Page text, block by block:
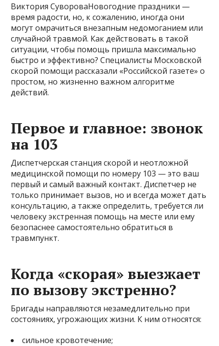
Виктория СувороваНовогодние праздники —
время радости, но, к сожалению, иногда они
могут омрачиться внезапным недомоганием или
случайной травмой. Как действовать в такой
ситуации, чтобы помощь пришла максимально
быстро и эффективно? Специалисты Московской
скорой помощи рассказали «Российской газете» о
простом, но жизненно важном алгоритме
действий.
Первое и главное: звонок
на 103
Диспетчерская станция скорой и неотложной
медицинской помощи по номеру 103 — это ваш
первый и самый важный контакт. Диспетчер не
только принимает вызов, но и всегда может дать
консультацию, а также определить, требуется ли
человеку экстренная помощь на месте или ему
безопаснее самостоятельно обратиться в
травмпункт.
Когда «скорая» выезжает
по вызову экстренно?
Бригады направляются незамедлительно при
состояниях, угрожающих жизни. К ним относятся:
сильное кровотечение;